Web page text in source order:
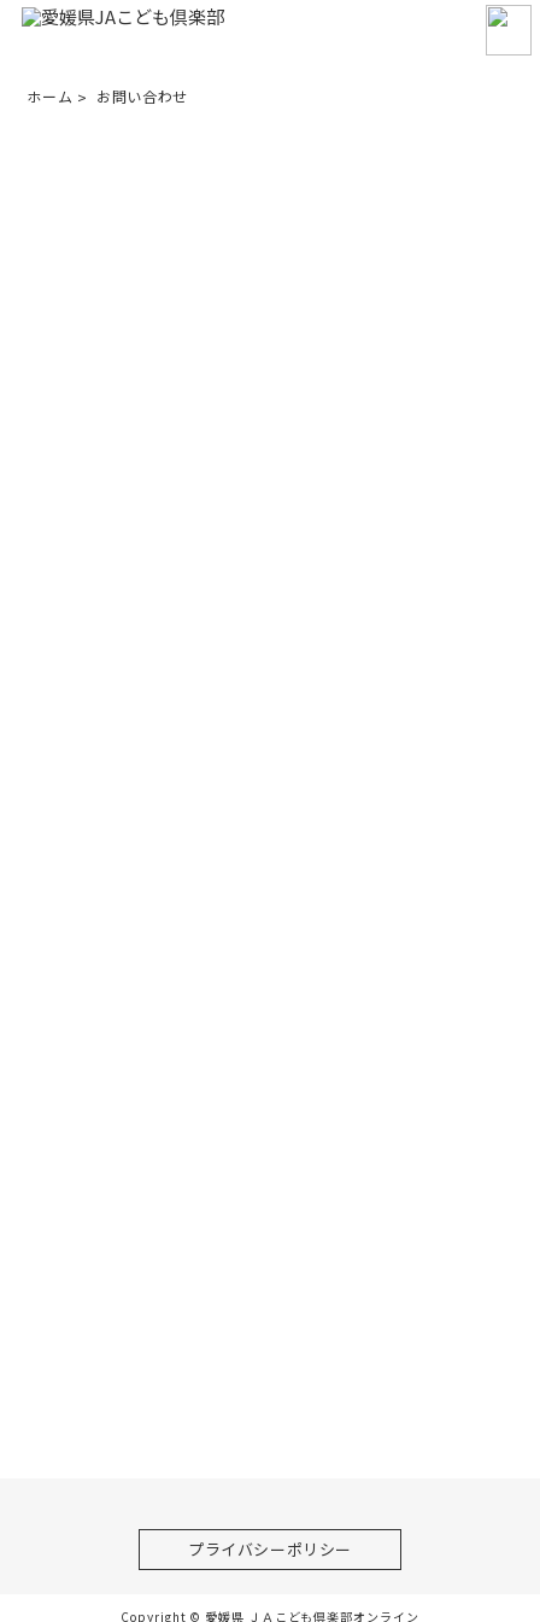
ホーム お問い合わせ
プライバシーポリシー
Copyright © 愛媛県 ＪＡこども倶楽部オンライン